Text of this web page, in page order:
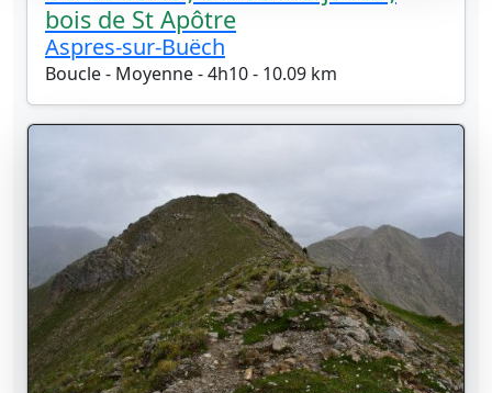
bois de St Apôtre
Aspres-sur-Buëch
Boucle - Moyenne - 4h10 - 10.09 km